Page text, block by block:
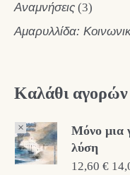
Αναμνήσεις (3)
Αμαρυλλίδα:
Καλάθι αγορών
×
Μόνο μια
λύση
12,60 €